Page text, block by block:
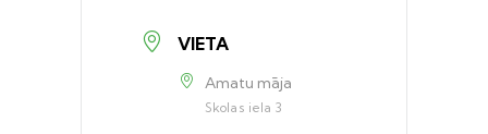
VIETA
Amatu māja
Skolas iela 3